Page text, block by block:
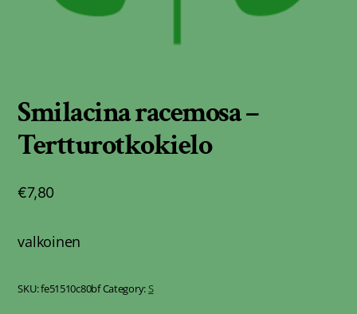
Smilacina racemosa –
Tertturotkokielo
€7,80
valkoinen
SKU:fe51510c80bfCategory:S